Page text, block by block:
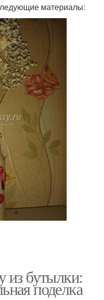
материалы:
из бутылки:
поделка